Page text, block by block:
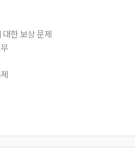
한 보상 문제